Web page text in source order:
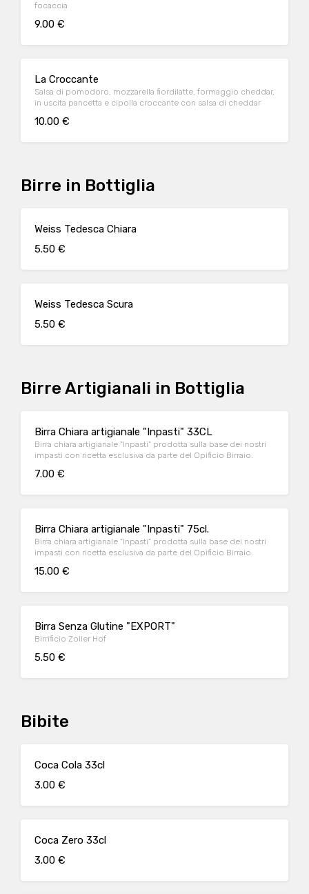
focaccia
9.00 €
La Croccante
Salsa di pomodoro, mozzarella fiordilatte, formaggio cheddar,
in uscita pancetta e cipolla croccante con salsa di cheddar
10.00 €
Birre in Bottiglia
Weiss Tedesca Chiara
5.50 €
Weiss Tedesca Scura
5.50 €
Birre Artigianali in Bottiglia
Birra Chiara artigianale "Inpasti" 33CL
Birra chiara artigianale "Inpasti" prodotta sulla base dei nostri
impasti con ricetta esclusiva da parte del Opificio Birraio.
7.00 €
Birra Chiara artigianale "Inpasti" 75cl.
Birra chiara artigianale "Inpasti" prodotta sulla base dei nostri
impasti con ricetta esclusiva da parte del Opificio Birraio.
15.00 €
Birra Senza Glutine "EXPORT"
Birrificio Zoller Hof
5.50 €
Bibite
Coca Cola 33cl
3.00 €
Coca Zero 33cl
3.00 €